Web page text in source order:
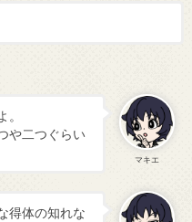
マキエ
や二つぐらい
得体の知れな